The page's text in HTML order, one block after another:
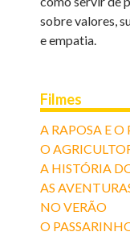
sobre valores,
e empatia.
Filmes
A RAPOSA E O
O
A HISTÓRIA
AS
NO VERÃO
O